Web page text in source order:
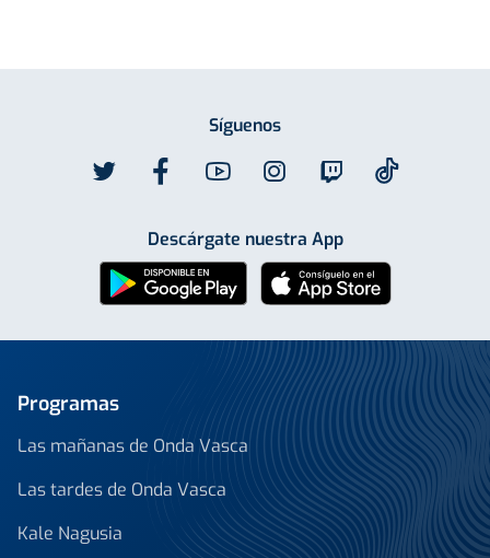
Síguenos
Descárgate nuestra App
Programas
Las mañanas de Onda Vasca
Las tardes de Onda Vasca
Kale Nagusia